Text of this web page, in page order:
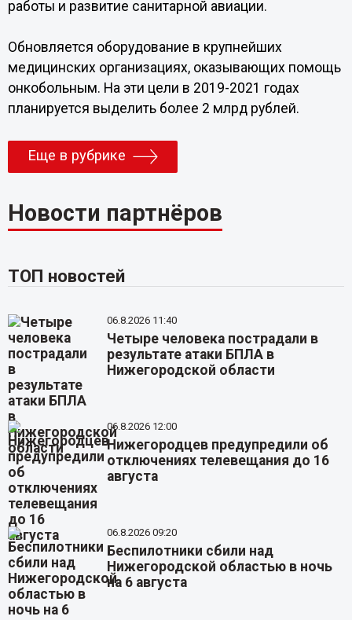
работы и развитие санитарной авиации.
Обновляется оборудование в крупнейших
медицинских организациях, оказывающих помощь
онкобольным. На эти цели в 2019-2021 годах
планируется выделить более 2 млрд рублей.
Еще в рубрике
Новости партнёров
ТОП новостей
06.8.2026 11:40
Четыре человека пострадали в
результате атаки БПЛА в
Нижегородской области
06.8.2026 12:00
Нижегородцев предупредили об
отключениях телевещания до 16
августа
06.8.2026 09:20
Беспилотники сбили над
Нижегородской областью в ночь
на 6 августа